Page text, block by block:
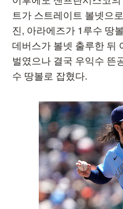
트가 스트레이트 볼넷으
진, 아라에즈가 1루수 땅
데버스가 볼넷 출루한 뒤
벌였으나 결국 우익수 뜬
수 땅볼로 잡혔다.